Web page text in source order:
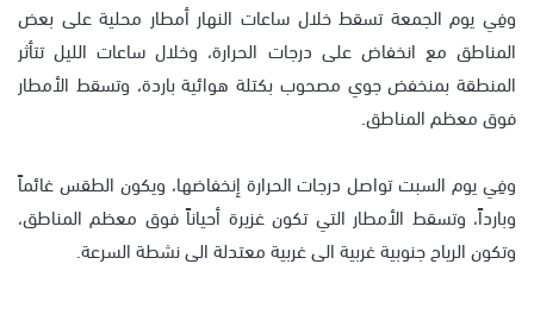
وفِي يوم الجمعة تسقط خلال ساعات النهار أمطار محلية على بعض
المناطق مع انخفاض على درجات الحرارة، وخلال ساعات الليل تتأثر
المنطقة بمنخفض جوي مصحوب بكتلة هوائية باردة، وتسقط الأمطار
فوق معظم المناطق.
وفِي يوم السبت تواصل درجات الحرارة إنخفاضها، ويكون الطقس غائماً
وبارداً، وتسقط الأمطار التي تكون غزيرة أحياناً فوق معظم المناطق،
وتكون الرياح جنوبية غربية الى غربية معتدلة الى نشطة السرعة.